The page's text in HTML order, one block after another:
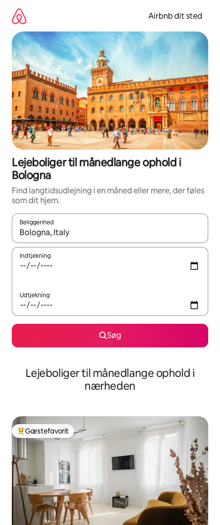
videre
indhold
Airbnb dit sted
Lejeboliger til månedlange ophold i
Bologna
Find langtidsudlejning i en måned eller mere, der føles
som dit hjem.
Beliggenhed
Når resultaterne er tilgængelige, skal du navigere med
Indtjekning
Udtjekning
Søg
Lejeboliger til månedlange ophold i
nærheden
Bedste gæstefavorit
Gæstefavorit